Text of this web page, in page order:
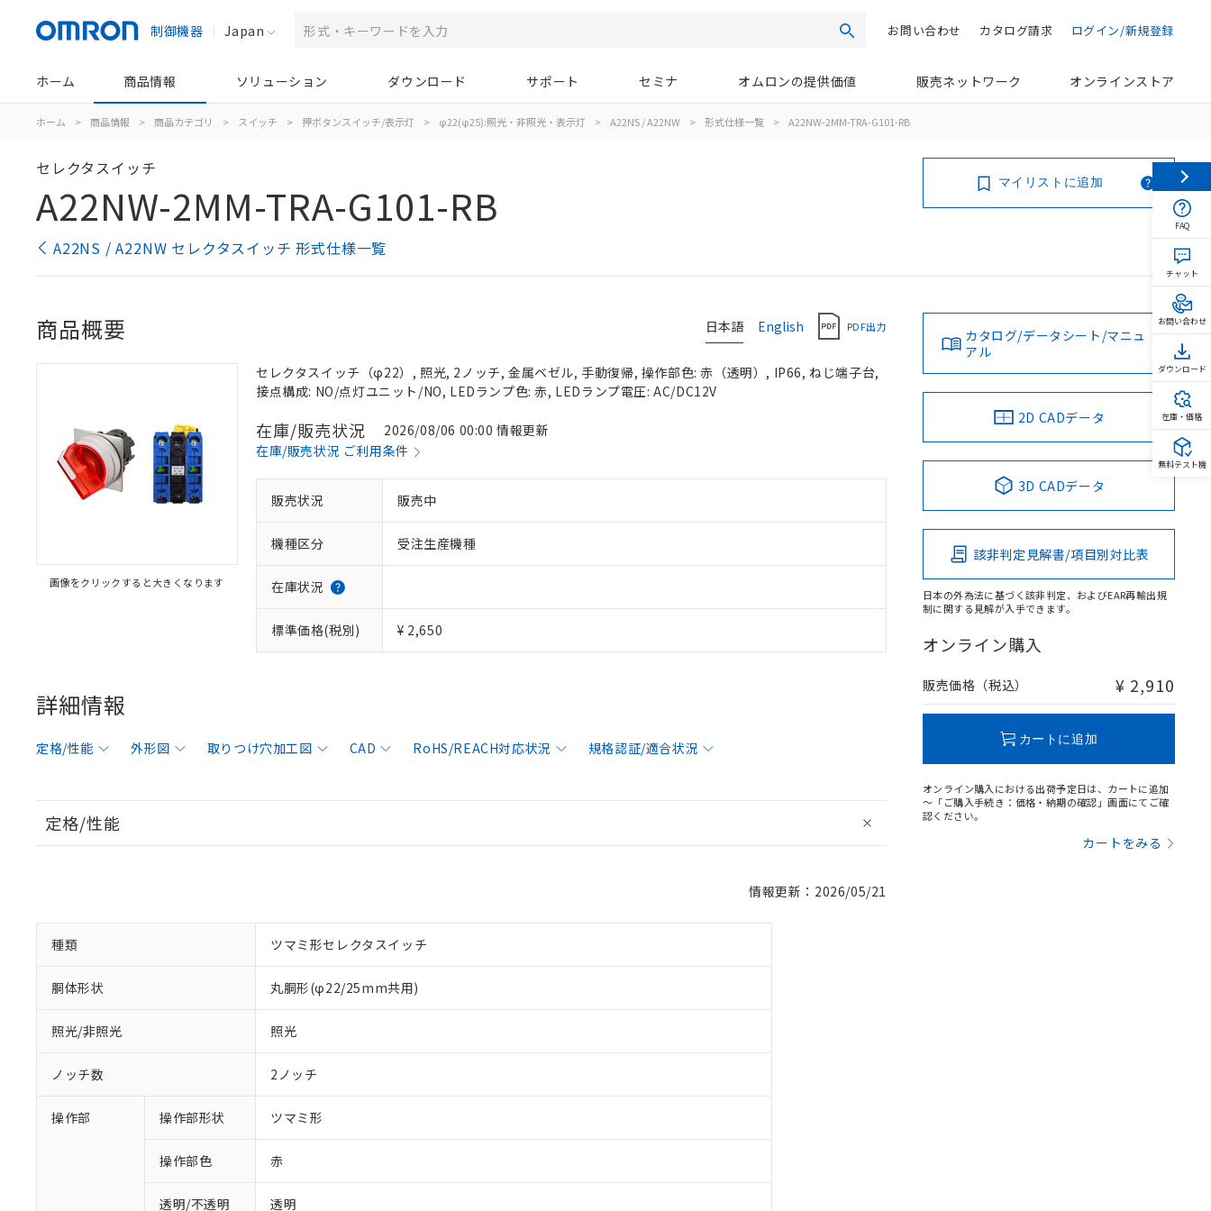
制御機器 Japan 検索 ログイン/新規登録
カタログ請求
お問い合わせ
ホーム 商品情報 ソリューション ダウンロード サポート セミナ オムロンの提供価値 販売ネットワーク オンラインストア
ホーム > 商品情報 > 商品カテゴリ > スイッチ > 押ボタンスイッチ/表示灯 > φ22(φ25):照光・非照光・表示灯 > A22NS / A22NW > 形式仕様一覧 > A22NW-2MM-TRA-G101-RB
セレクタスイッチ
A22NW-2MM-TRA-G101-RB
A22NS / A22NW セレクタスイッチ 形式仕様一覧
マイリストに追加
日本語 English PDF出力
商品概要
画像をクリックすると大きくなります
セレクタスイッチ（φ22）, 照光, 2ノッチ, 金属ベゼル, 手動復帰, 操作部色: 赤（透明）, IP66, ねじ端子台,
接点構成: NO/点灯ユニット/NO, LEDランプ色: 赤, LEDランプ電圧: AC/DC12V
在庫/販売状況
2026/08/06 00:00 情報更新
在庫/販売状況 ご利用条件
販売状況 販売中
機種区分 受注生産機種
在庫状況
標準価格(税別) ¥ 2,650
詳細情報
定格/性能 外形図 取りつけ穴加工図 CAD RoHS/REACH対応状況 規格認証/適合状況
定格/性能
情報更新：2026/05/21
種類 ツマミ形セレクタスイッチ
胴体形状 丸胴形(φ22/25mm共用)
照光/非照光 照光
ノッチ数 2ノッチ
操作部 操作部形状 ツマミ形
操作部色 赤
透明/不透明 透明
カタログ/データシート/マニュ
アル
2D CADデータ
3D CADデータ
該非判定見解書/項目別対比表
日本の外為法に基づく該非判定、およびEAR再輸出規
制に関する見解が入手できます。
オンライン購入
販売価格（税込） ¥ 2,910
カートに追加
オンライン購入における出荷予定日は、カートに追加
～「ご購入手続き：価格・納期の確認」画面にてご確
認ください。
カートをみる
FAQ
チャット
お問い合わせ
ダウンロード
在庫・価格
無料テスト機